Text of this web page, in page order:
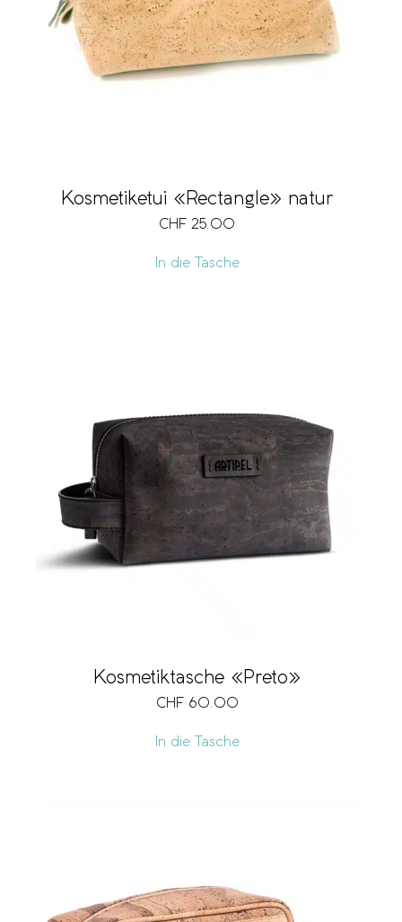
Kosmetiketui «Rectangle» natur
CHF 25.00
In die Tasche
Kosmetiktasche «Preto»
CHF 60.00
In die Tasche